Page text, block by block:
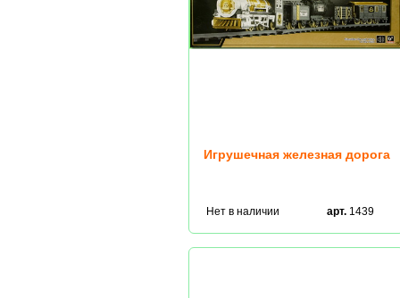
Игрушечная железная дорога
Нет в наличии арт.1439